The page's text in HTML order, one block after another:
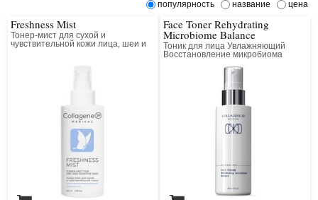
популярность название цена
Freshness Mist
Тонер-мист для сухой и
чувствительной кожи лица, шеи и
Face Toner Rehydrating
Microbiome Balance
Тоник для лица Увлажняющий
Восстановление микробиома